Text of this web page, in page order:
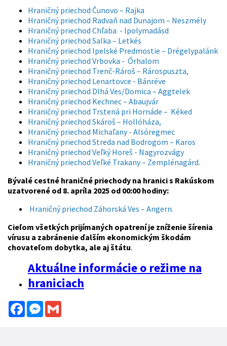
Hraničný priechod Čunovo – Rajka
Hraničný priechod Radvaň nad Dunajom – Neszmély
Hraničný priechod Chľaba - Ipolymadásd
Hraničný priechod Salka – Letkés
Hraničný priechod Ipelské Predmostie – Drégelypalánk
Hraničný priechod Vrbovka - Őrhalom
Hraničný priechod Trenč-Rároš – Rárospuszta,
Hraničný priechod Lenartovce - Bánréve
Hraničný priechod Dlhá Ves/Domica – Aggtelek
Hraničný priechod Kechnec – Abaujvár
Hraničný priechod Trstená pri Hornáde – Kéked
Hraničný priechod Skároš – Hollóháza,
Hraničný priechod Michaľany - Alsóregmec
Hraničný priechod Streda nad Bodrogom – Karos
Hraničný priechod Veľký Horeš - Nagyrozvágy
Hraničný priechod Veľké Trakany – Zemplénagárd.
Bývalé cestné hraničné priechody na hranici s Rakúskom
uzatvorené od 8. apríla 2025 od 00:00 hodiny:
Hraničný priechod Záhorská Ves – Angern.
Cieľom všetkých prijímaných opatrení je zníženie šírenia
vírusu a zabránenie ďalším ekonomickým škodám
chovateľom dobytka, ale aj štátu.
Aktuálne informácie o režime na
hraniciach
FacebookMessenger